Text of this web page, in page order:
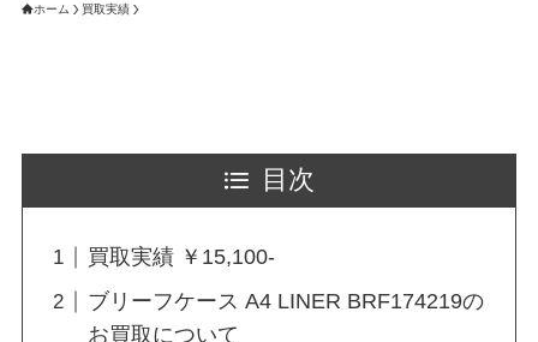
ホーム 買取実績
目次
買取実績 ￥15,100-
ブリーフケース A4 LINER BRF174219の
お買取について